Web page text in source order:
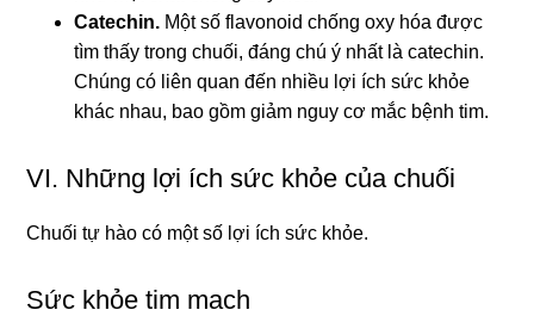
Catechin. Một số flavonoid chống oxy hóa được
tìm thấy trong chuối, đáng chú ý nhất là catechin.
Chúng có liên quan đến nhiều lợi ích sức khỏe
khác nhau, bao gồm giảm nguy cơ mắc bệnh tim.
VI. Những lợi ích sức khỏe của chuối
Chuối tự hào có một số lợi ích sức khỏe.
Sức khỏe tim mạch